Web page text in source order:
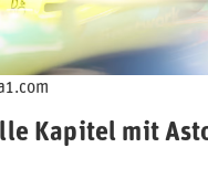
Kapitel mit